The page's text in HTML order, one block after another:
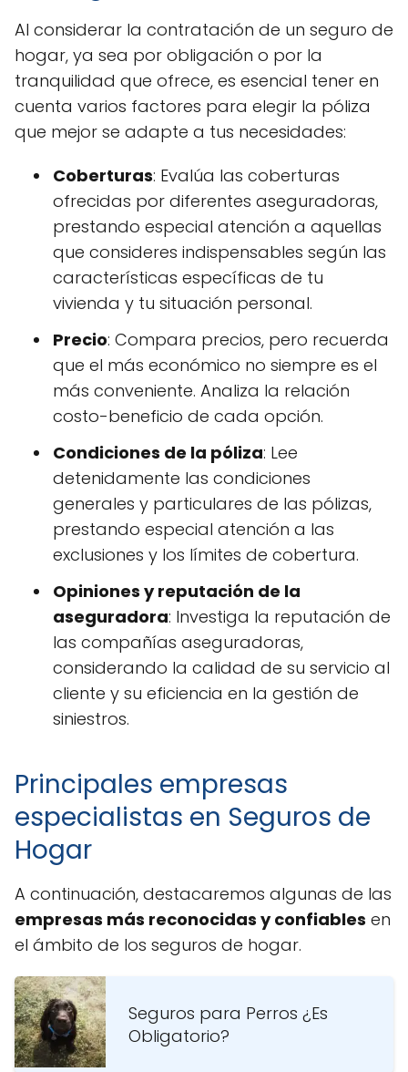
Al considerar la contratación de un seguro de
hogar, ya sea por obligación o por la
tranquilidad que ofrece, es esencial tener en
cuenta varios factores para elegir la póliza
que mejor se adapte a tus necesidades:
Coberturas: Evalúa las coberturas
ofrecidas por diferentes aseguradoras,
prestando especial atención a aquellas
que consideres indispensables según las
características específicas de tu
vivienda y tu situación personal.
Precio: Compara precios, pero recuerda
que el más económico no siempre es el
más conveniente. Analiza la relación
costo-beneficio de cada opción.
Condiciones de la póliza: Lee
detenidamente las condiciones
generales y particulares de las pólizas,
prestando especial atención a las
exclusiones y los límites de cobertura.
Opiniones y reputación de la
aseguradora: Investiga la reputación de
las compañías aseguradoras,
considerando la calidad de su servicio al
cliente y su eficiencia en la gestión de
siniestros.
Principales empresas
especialistas en Seguros de
Hogar
A continuación, destacaremos algunas de las
empresas más reconocidas y confiables en
el ámbito de los seguros de hogar.
Seguros para Perros ¿Es
Obligatorio?